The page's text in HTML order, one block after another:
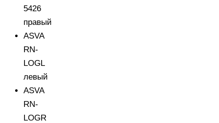
5426
правый
ASVA
RN-
LOGL
левый
ASVA
RN-
LOGR